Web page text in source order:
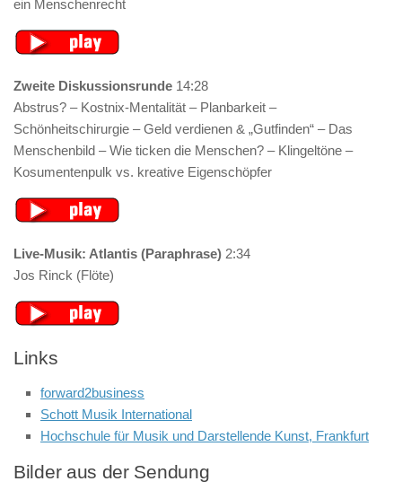
ein Menschenrecht
Zweite Diskussionsrunde 14:28
Abstrus? – Kostnix-Mentalität – Planbarkeit –
Schönheitschirurgie – Geld verdienen & „Gutfinden“ – Das
Menschenbild – Wie ticken die Menschen? – Klingeltöne –
Kosumentenpulk vs. kreative Eigenschöpfer
Live-Musik: Atlantis (Paraphrase) 2:34
Jos Rinck (Flöte)
Links
forward2business
Schott Musik International
Hochschule für Musik und Darstellende Kunst, Frankfurt
Bilder aus der Sendung